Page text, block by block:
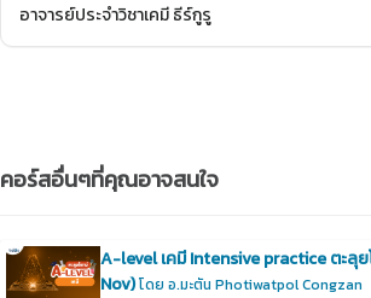
อาจารย์ประจำวิชาเคมี ธีร์กูรู
คอร์สอื่นๆที่คุณอาจสนใจ
A-level เคมี Intensive practice ตะลุ
Nov)โดย อ.มะตัน Photiwatpol Congzan